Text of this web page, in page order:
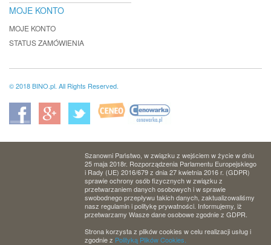
MOJE KONTO
MOJE KONTO
STATUS ZAMÓWIENIA
© 2018 BINO.pl. All Rights Reserved.
Szanowni Państwo, w związku z wejściem w życie w dniu
25 maja 2018r. Rozporządzenia Parlamentu Europejskiego
i Rady (UE) 2016/679 z dnia 27 kwietnia 2016 r. (GDPR)
sprawie ochrony osób fizycznych w związku z
przetwarzaniem danych osobowych i w sprawie
swobodnego przepływu takich danych, zaktualizowaliśmy
nasz regulamin i politykę prywatności. Informujemy, iż
przetwarzamy Wasze dane osobowe zgodnie z GDPR.
Strona korzysta z plików cookies w celu realizacji usług i
zgodnie z Polityką Plików Cookies.